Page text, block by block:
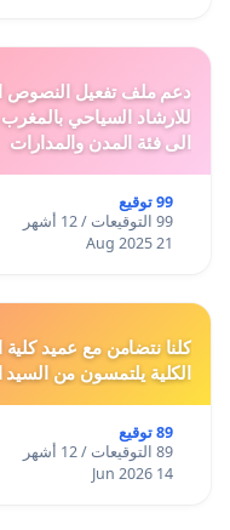
للارشاد السياحي
الى فئة المدن والمدارات
99 توقيع
99 التوقيعات / 12 أشهر
21 Aug 2025
كلنا نتضامن مع عميد كلية
الكلية يلتمسون من السيد
89 توقيع
89 التوقيعات / 12 أشهر
14 Jun 2026